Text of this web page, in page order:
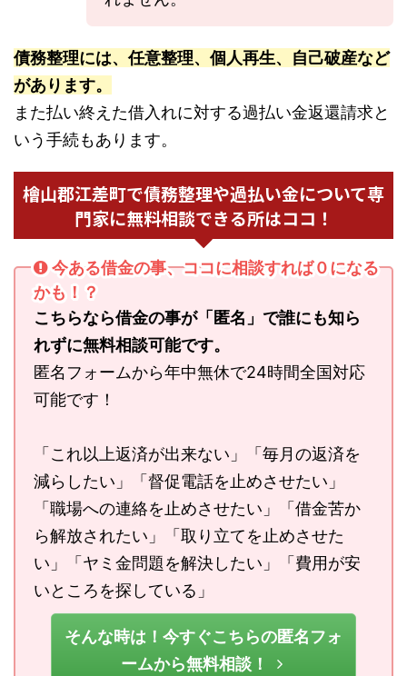
債務整理には、任意整理、個人再生、自己破産など
があります。
また払い終えた借入れに対する過払い金返還請求と
いう手続もあります。
檜山郡江差町で債務整理や過払い金について専
門家に無料相談できる所はココ！
今ある借金の事、ココに相談すれば０になる
かも！？
こちらなら借金の事が「匿名」で誰にも知ら
れずに無料相談可能です。
匿名フォームから年中無休で24時間全国対応
可能です！
「これ以上返済が出来ない」「毎月の返済を
減らしたい」「督促電話を止めさせたい」
「職場への連絡を止めさせたい」「借金苦か
ら解放されたい」「取り立てを止めさせた
い」「ヤミ金問題を解決したい」「費用が安
いところを探している」
そんな時は！今すぐこちらの匿名フォ
ームから無料相談！